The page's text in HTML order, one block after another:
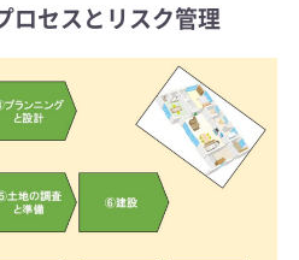
ロセスとリスク管理